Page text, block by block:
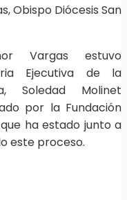
Obispo Diócesis San
Vargas estuvo
Ejecutiva de la
Soledad Molinet
por la Fundación
ha estado junto a
este proceso.